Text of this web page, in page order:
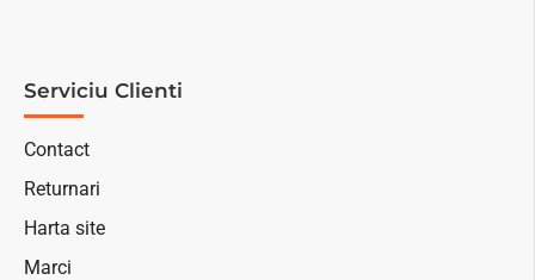
Serviciu Clienti
Contact
Returnari
Harta site
Marci